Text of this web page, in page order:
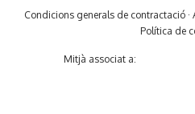
Condicions generals de contractació ·
Política de
Mitjà associat a: